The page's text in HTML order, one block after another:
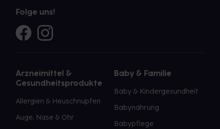
Folge uns!
Arzneimittel &
Gesundheitsprodukte
Allergien & Heuschnupfen
Auge, Nase & Ohr
Baby & Familie
Baby & Kindergesundheit
Babynahrung
Babypflege